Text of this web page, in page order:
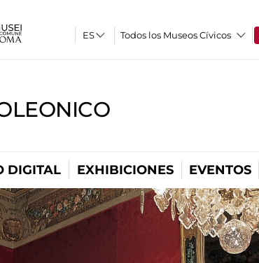
Todos los Museos Cívicos
DIGITAL EXHIBICIONES EVENTOS